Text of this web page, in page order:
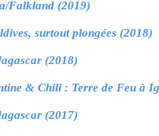
Falkland (2019)
surtout plongées (2018)
(2018)
& Chili : Terre de Feu à
(2017)